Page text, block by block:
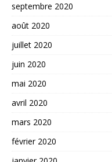
septembre 2020
août 2020
juillet 2020
juin 2020
mai 2020
avril 2020
mars 2020
février 2020